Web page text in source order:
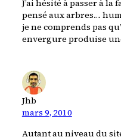
J’ai hésité à passer à
pensé aux arbres…
je ne comprends pas
envergure produise
Jhb
mars 9, 2010
Autant au niveau du